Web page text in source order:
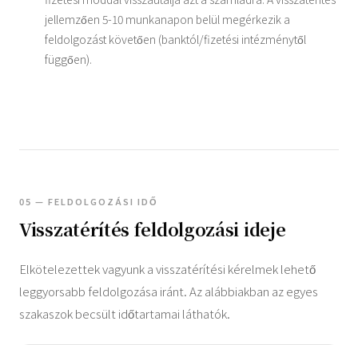
jellemzően 5-10 munkanapon belül megérkezik a
feldolgozást követően (banktól/fizetési intézménytől
függően).
05 — FELDOLGOZÁSI IDŐ
Visszatérítés feldolgozási ideje
Elkötelezettek vagyunk a visszatérítési kérelmek lehető
leggyorsabb feldolgozása iránt. Az alábbiakban az egyes
szakaszok becsült időtartamai láthatók.